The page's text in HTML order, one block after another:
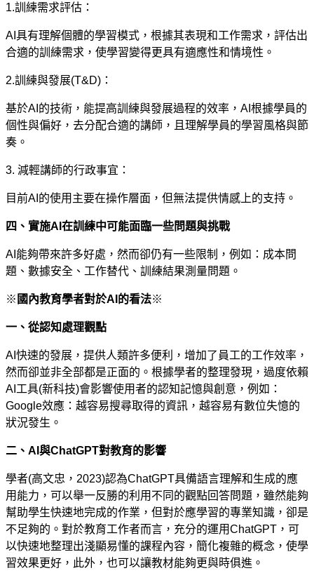
1.訓練需求評估：
AI 具有理解個體的學習模式，根據其表現和工作需求，評估出
合適的訓練需求，使學習變得更具有適應性和情境性。
2.訓練與發展(T&D) ：
基於AI 的技術，能提高訓練與發展過程的效率， AI 根據學員的
個性與偏好，去分配合適的講師，且理解學員的學習風格與節
奏。
3. 減輕講師的行政事宜：
目前AI 的使用主要在操作層面，但無法提供情感上的支持。
四、實施AI 在訓練中可能面臨一些問題與挑戰
AI 能夠帶來許多好處，然而卻仍有一些限制，例如：成本問
題、數據安全、工作替代、訓練結果測量問題。
※ 國內教育學者對於AI 的看法※
一、從認知處理觀點
AI 快速的發展，提供人類許多便利，增加了員工的工作效率，
然而卻並非全部都是正面的。根據學者的整理發現，過度依賴
AI 工具(新科技)會影響使用者的認知記憶與創意，例如：
Google效應：越容易搜尋取得的資訊，越容易有數位失憶的
狀況發生。
二、 AI 與ChatGPT對教育的影響
學者(高文忠， 2023)認為ChatGPT具備語言理解和生成的應
用能力，可以舉一反勝的利用不同的觀點回答問題，雖然能夠
幫助學生快速地完成的作業，但對於應學習的專業知識，卻是
不足夠的。對於教育工作者而言，充分的運用ChatGPT ，可
以快速地整理出淺顯易懂的課程內容，簡化複雜的概念，使學
習效果更好，此外，也可以讓教材能夠更與時俱進。